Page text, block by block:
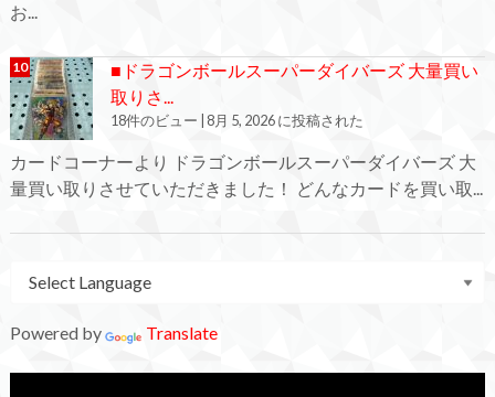
お...
■ドラゴンボールスーパーダイバーズ 大量買い
取りさ...
18件のビュー 8月 5, 2026 に投稿された
カードコーナーより ドラゴンボールスーパーダイバーズ 大
量買い取りさせていただきました！ どんなカードを買い取...
Powered by Translate